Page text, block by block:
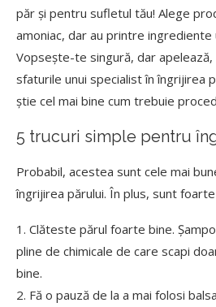
păr și pentru sufletul tău! Alege
amoniac, dar au printre ingrediente
Vopsește-te singură, dar apelează,
sfaturile unui specialist în îngrijirea
știe cel mai bine cum trebuie
5 trucuri simple pentru
Probabil, acestea sunt cele mai
îngrijirea părului. În plus, sunt
1. Clăteste părul foarte bine.
pline de chimicale de care scapi
bine.
2. Fă o pauză de la a mai folosi